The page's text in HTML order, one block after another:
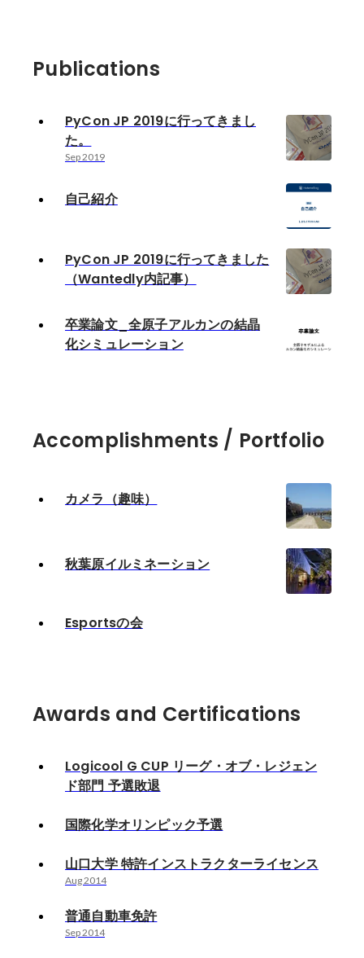
Publications
PyCon JP 2019に行ってきまし
た。
Sep 2019
自己紹介
PyCon JP 2019に行ってきました
（Wantedly内記事）
卒業論文_全原子アルカンの結晶
化シミュレーション
Accomplishments / Portfolio
カメラ（趣味）
秋葉原イルミネーション
Esportsの会
Awards and Certifications
Logicool G CUP リーグ・オブ・レジェン
ド部門 予選敗退
国際化学オリンピック予選
山口大学 特許インストラクターライセンス
Aug 2014
普通自動車免許
Sep 2014